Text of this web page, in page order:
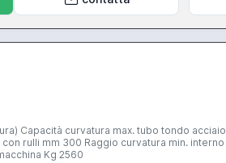
max. tubo tondo acciaio mm 60x3 Capacità curvatura max.
max. utile mm
4550 Potenza assorbita max. Kw 20 Peso indicativo macchina Kg 2560